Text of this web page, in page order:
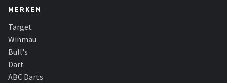
MERKEN
Target
Winmau
Bull's
Dart
ABC Darts